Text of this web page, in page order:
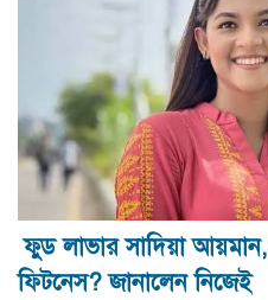
ফুড লাভার সাদিয়া
ফিটনেস? জানালেন নিজেই